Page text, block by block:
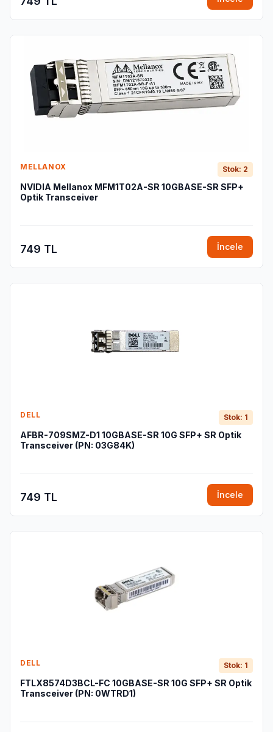
MELLANOX Stok: 2
NVIDIA Mellanox MFM1T02A-SR 10GBASE-SR SFP+
Optik Transceiver
749 TL İncele
DELL Stok: 1
AFBR-709SMZ-D1 10GBASE-SR 10G SFP+ SR Optik
Transceiver (PN: 03G84K)
749 TL İncele
DELL Stok: 1
FTLX8574D3BCL-FC 10GBASE-SR 10G SFP+ SR Optik
Transceiver (PN: 0WTRD1)